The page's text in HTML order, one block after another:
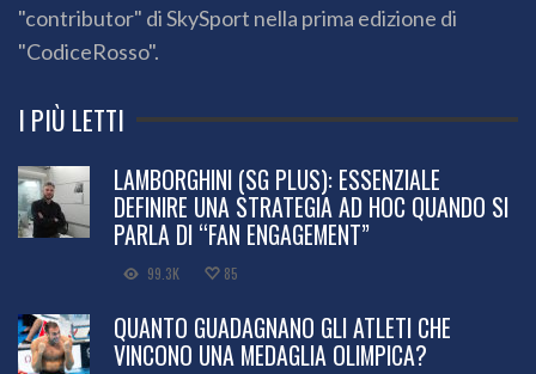
"contributor" di SkySport nella prima edizione di
"CodiceRosso".
I PIÙ LETTI
LAMBORGHINI (SG PLUS): ESSENZIALE
DEFINIRE UNA STRATEGIA AD HOC QUANDO SI
PARLA DI “FAN ENGAGEMENT”
99.3K 85
QUANTO GUADAGNANO GLI ATLETI CHE
VINCONO UNA MEDAGLIA OLIMPICA?